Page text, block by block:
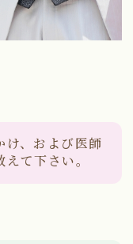
け、および医師
て下さい。